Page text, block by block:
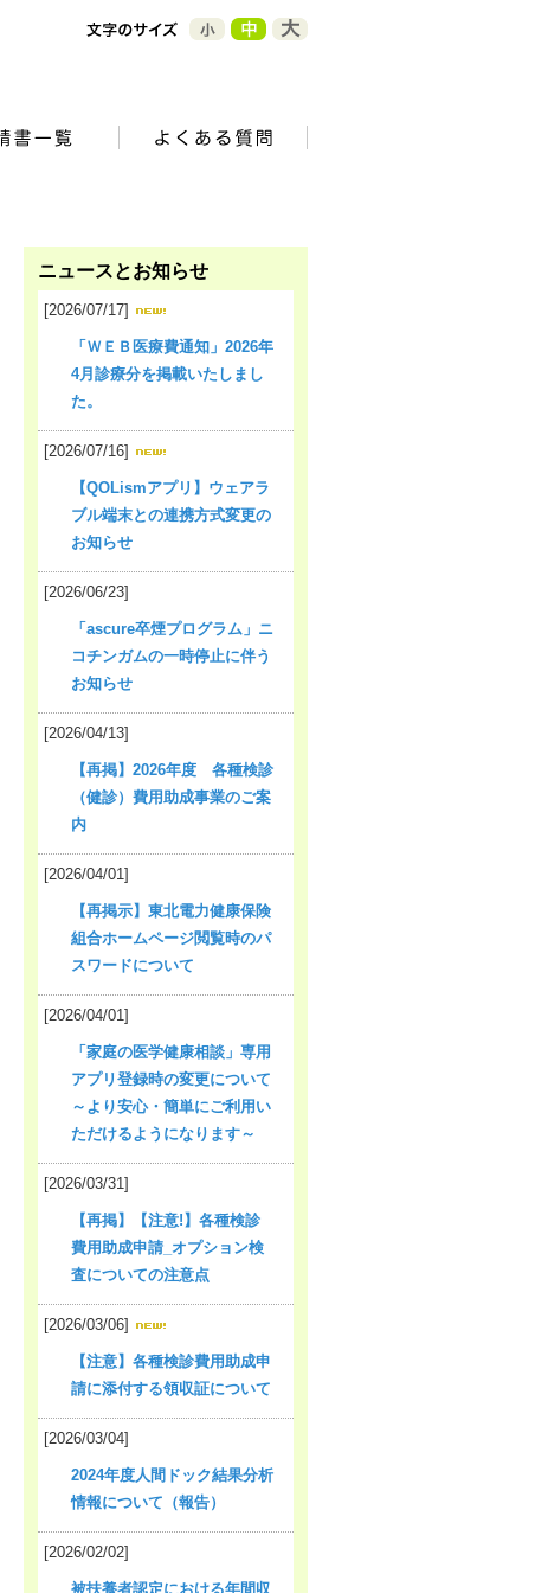
ニュースとお知らせ
[2026/07/17]
「ＷＥＢ医療費通知」2026年
4月診療分を掲載いたしまし
た。
[2026/07/16]
【QOLismアプリ】ウェアラ
ブル端末との連携方式変更の
お知らせ
[2026/06/23]
「ascure卒煙プログラム」ニ
コチンガムの一時停止に伴う
お知らせ
[2026/04/13]
【再掲】2026年度 各種検診
（健診）費用助成事業のご案
内
[2026/04/01]
【再掲示】東北電力健康保険
組合ホームページ閲覧時のパ
スワードについて
[2026/04/01]
「家庭の医学健康相談」専用
アプリ登録時の変更について
～より安心・簡単にご利用い
ただけるようになります～
[2026/03/31]
【再掲】【注意!】各種検診
費用助成申請_オプション検
査についての注意点
[2026/03/06]
【注意】各種検診費用助成申
請に添付する領収証について
[2026/03/04]
2024年度人間ドック結果分析
情報について（報告）
[2026/02/02]
被扶養者認定における年間収